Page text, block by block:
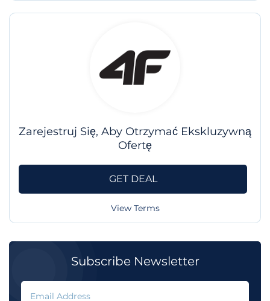
Zarejestruj Się, Aby Otrzymać Ekskluzywną
Ofertę
GET DEAL
View Terms
Subscribe Newsletter